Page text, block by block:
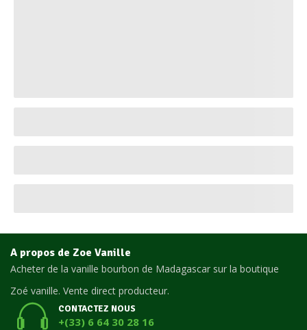
A propos de Zoe Vanille
Acheter de la vanille bourbon de Madagascar sur la boutique
Zoé vanille. Vente direct producteur.
CONTACTEZ NOUS
+(33) 6 64 30 28 16